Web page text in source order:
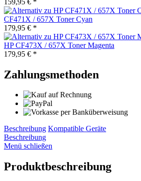
CF471X / 657X Toner Cyan
179,95 € *
HP CF473X / 657X Toner Magenta
179,95 € *
Zahlungsmethoden
Beschreibung Kompatible Geräte
Beschreibung
Menü schließen
Produktbeschreibung